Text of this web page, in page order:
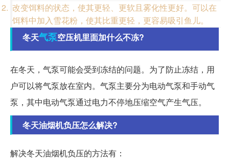
改变饵料的状态，使其更轻、更软且雾化性更好。可以在
饵料中加入雪花粉，使其比重更轻，更容易吸引鱼儿。
冬天气泵空压机里面加什么不冻?
在冬天，气泵可能会受到冻结的问题。为了防止冻结，用
户可以将气泵放在室内。气泵主要分为电动气泵和手动气
泵，其中电动气泵通过电力不停地压缩空气产生气压。
冬天油烟机负压怎么解决?
解决冬天油烟机负压的方法有：